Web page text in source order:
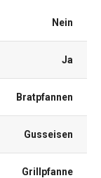
Nein
Ja
Bratpfannen
Gusseisen
Grillpfanne